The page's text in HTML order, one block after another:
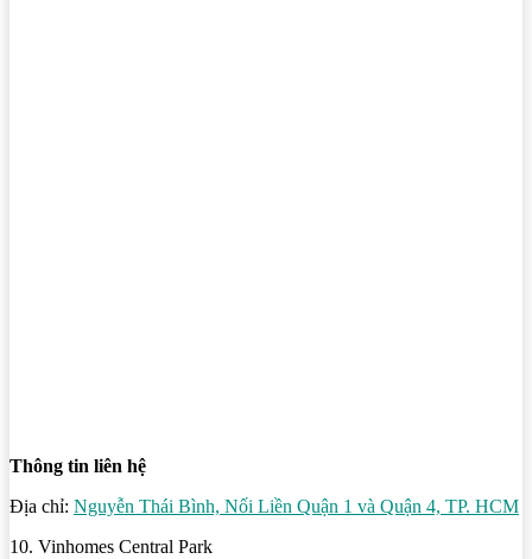
Thông tin liên hệ
Địa chỉ: Nguyễn Thái Bình, Nối Liền Quận 1 và Quận 4, TP. HCM
10. Vinhomes Central Park